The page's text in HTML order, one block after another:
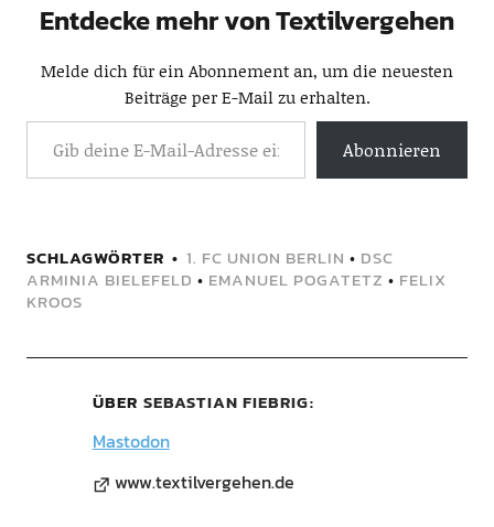
Entdecke mehr von Textilvergehen
Melde dich für ein Abonnement an, um die neuesten
Beiträge per E-Mail zu erhalten.
Abonnieren
SCHLAGWÖRTER 1. FC UNION BERLIN • DSC
ARMINIA BIELEFELD • EMANUEL POGATETZ • FELIX
KROOS
ÜBER SEBASTIAN FIEBRIG
Mastodon
www.textilvergehen.de